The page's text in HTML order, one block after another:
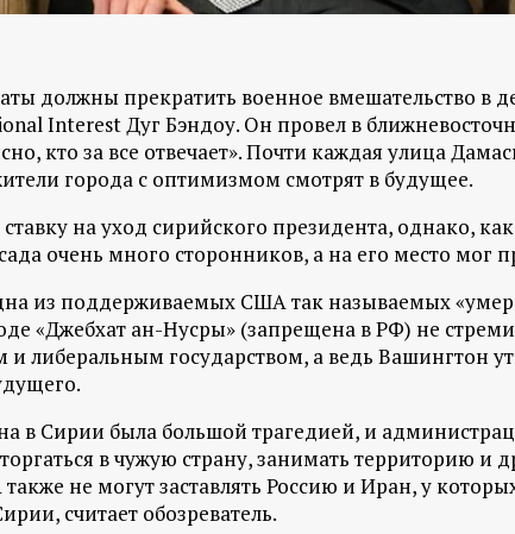
должны прекратить военное вмешательство в
Interest Дуг Бэндоу. Он провел в
кто за все отвечает». Почти каждая улица
города с оптимизмом смотрят в будущее.
на уход сирийского президента, однако,
очень много сторонников, а на его место мог
из поддерживаемых США так называемых
«Джебхат ан-Нусры» (запрещена в РФ) не
и либеральным государством, а ведь Вашингтон
в Сирии была большой трагедией, и
в чужую страну, занимать территорию и
не могут заставлять Россию и Иран, у
считает обозреватель.